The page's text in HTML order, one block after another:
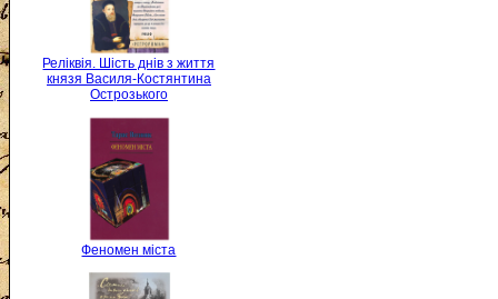
Реліквія. Шість днів з життя
князя Василя-Костянтина
Острозького
Феномен міста